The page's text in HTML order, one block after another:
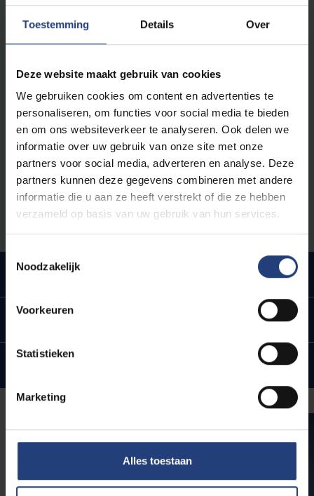
Toestemming Details Over
Deze website maakt gebruik van cookies
We gebruiken cookies om content en advertenties te
personaliseren, om functies voor social media te bieden
en om ons websiteverkeer te analyseren. Ook delen we
informatie over uw gebruik van onze site met onze
partners voor social media, adverteren en analyse. Deze
partners kunnen deze gegevens combineren met andere
informatie die u aan ze heeft verstrekt of die ze hebben
verzameld op basis van uw gebruik van hun services.
Toestemmingsselectie
Noodzakelijk
Voorkeuren
Statistieken
Marketing
Alles toestaan
vijfde en zesde jaar secundair onderwijs die graag
worden uitgedaagd.
bestaan. Nieuwsgierigheid, doorzettingsvermogen,
samenwerking en creatief denken zijn minstens even
belangrijk.
Voor vijfde en zesde jaar secundair
Voor klassen die graag puzzelen en redeneren
Geschikt als uitdaging binnen wiskunde of
onderzoekscompetentie
Deelname gebeurt in klasverband
Hoe gaat de wedstrijd in zijn werk?